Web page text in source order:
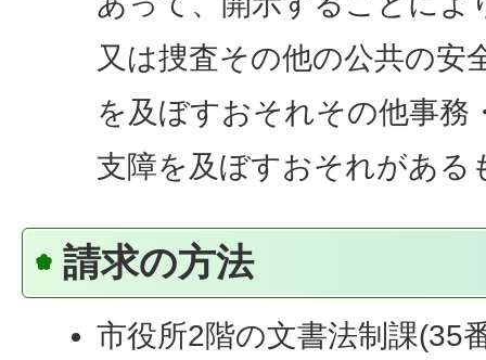
又は捜査その他の公共の安
を及ぼすおそれその他事務
支障を及ぼすおそれがある
請求の方法
市役所2階の文書法制課(35